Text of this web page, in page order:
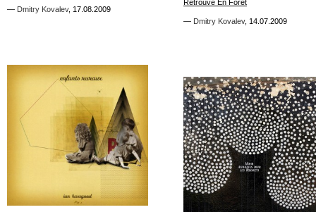
— Dmitry Kovalev, 17.08.2009
— Dmitry Kovalev, 17.08.2009
Retrouve En Foret
— Dmitry Kovalev, 14.07.2009
Retrouve En Foret
— Dmitry Kovalev, 14.07.2009
1